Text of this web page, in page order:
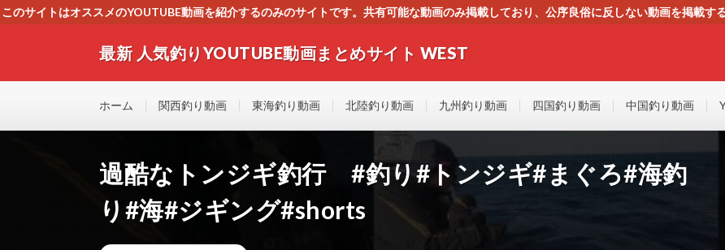
このサイトはオススメのYOUTUBE動画を紹介するのみのサイトです。共有可能な動画のみ掲載しており、公序良俗に反しない動画を掲載
最新 人気釣りYOUTUBE動画まとめサイト WEST
す！！
ホーム 関西釣り動画 東海釣り動画 北陸釣り動画 九州釣り動画 四国釣り動画 中国釣り動画
過酷なトンジギ釣行 #釣り#トンジギ#まぐろ#海釣
り#海#ジギング#shorts